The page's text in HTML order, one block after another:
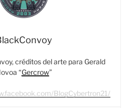
créditos del arte para Gerald
“Gercrow”
BlogCybertron21/